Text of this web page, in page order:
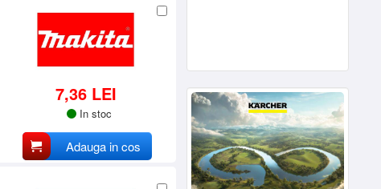
7,36 LEI
In stoc
Adauga in cos